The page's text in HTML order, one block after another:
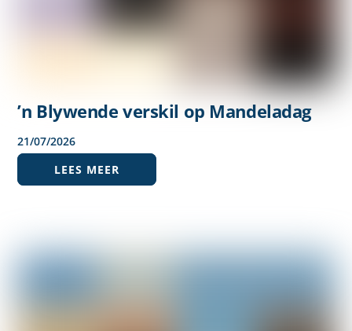
’n Blywende verskil op Mandeladag
21/07/2026
LEES MEER